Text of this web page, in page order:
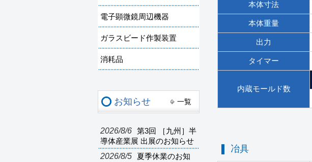
本体寸法
本体重量
出力
タイマー
内蔵モールド数
冶具
電子顕微鏡周辺機器
ガラスビード作製装置
消耗品
お知らせ 一覧
2026/8/6
第3回 ［九州］半
導体産業展 出展のお知らせ
2026/8/5
夏季休業のお知